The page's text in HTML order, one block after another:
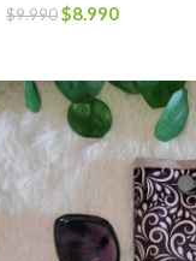
$9.990$8.990